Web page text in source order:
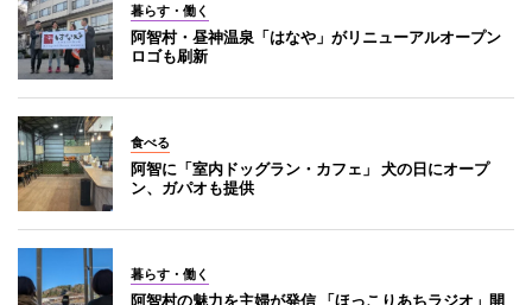
暮らす・働く
阿智村・昼神温泉「はなや」がリニューアルオープン
ロゴも刷新
食べる
阿智に「室内ドッグラン・カフェ」 犬の日にオープ
ン、ガパオも提供
暮らす・働く
阿智村の魅力を主婦が発信 「ほっこりあちラジオ」開